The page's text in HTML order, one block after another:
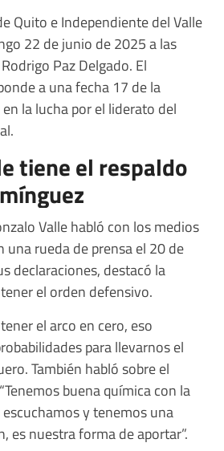
Quito e Independiente del Valle
22 de junio de 2025 a las
Paz Delgado. El
a una fecha 17 de la
la lucha por el liderato del
tiene el respaldo
Valle habló con los medios
una rueda de prensa el 20 de
declaraciones, destacó la
el orden defensivo.
el arco en cero, eso
para llevarnos el
También habló sobre el
buena química con la
y tenemos una
es nuestra forma de aportar”.